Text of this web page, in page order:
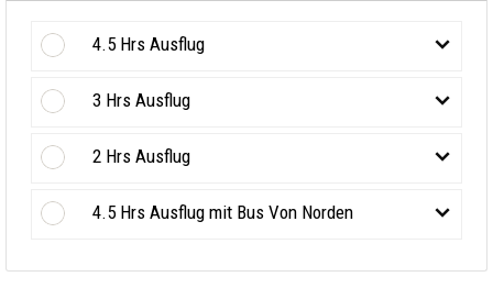
4.5 Hrs Ausflug
3 Hrs Ausflug
2 Hrs Ausflug
4.5 Hrs Ausflug mit Bus Von Norden